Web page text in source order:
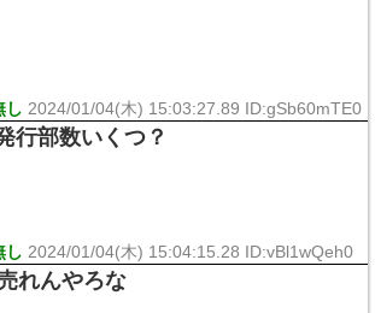
し 2024/01/04(木) 15:03:27.89 ID:gSb60mTE0
行部数いくつ？
し 2024/01/04(木) 15:04:15.28 ID:vBl1wQeh0
れんやろな